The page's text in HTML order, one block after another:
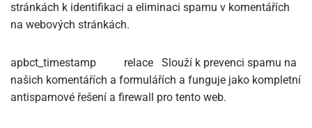
stránkách k identifikaci a eliminaci spamu v komentářích
na webových stránkách.
apbct_timestamp relace
Slouží k prevenci spamu na
našich komentářích a formulářích a funguje jako kompletní
antispamové řešení a firewall pro tento web.